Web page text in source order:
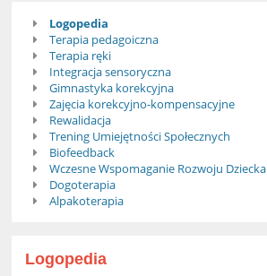
ZAJĘCIA
SPECJALISTYCZNE
Logopedia
Terapia pedagoiczna
Terapia ręki
Integracja sensoryczna
Gimnastyka korekcyjna
Zajęcia korekcyjno-kompensacyjne
Rewalidacja
Trening Umiejętności Społecznych
Biofeedback
Wczesne Wspomaganie Rozwoju Dziecka
Dogoterapia
Alpakoterapia
Logopedia